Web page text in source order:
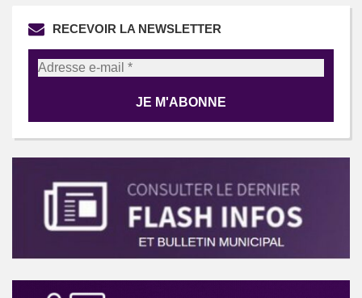
RECEVOIR LA NEWSLETTER